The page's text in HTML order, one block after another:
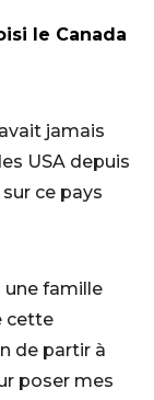
le Canada
jamais
USA depuis
ce pays
une famille
cette
de partir à
poser mes